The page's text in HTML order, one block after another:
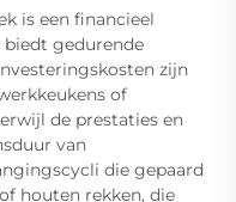
is een financieel
biedt gedurende
zijn
of
de prestaties en
van
die gepaard
houten rekken, die